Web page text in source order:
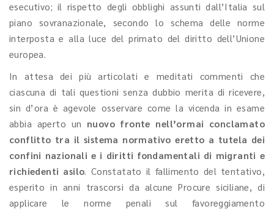
esecutivo; il rispetto degli obblighi assunti dall’Italia sul
piano sovranazionale, secondo lo schema delle norme
interposta e alla luce del primato del diritto dell’Unione
europea.
In attesa dei più articolati e meditati commenti che
ciascuna di tali questioni senza dubbio merita di ricevere,
sin d’ora è agevole osservare come la vicenda in esame
abbia aperto un nuovo fronte nell’ormai conclamato
conflitto tra il sistema normativo eretto a tutela dei
confini nazionali e i diritti fondamentali di migranti e
richiedenti asilo. Constatato il fallimento del tentativo,
esperito in anni trascorsi da alcune Procure siciliane, di
applicare le norme penali sul favoreggiamento